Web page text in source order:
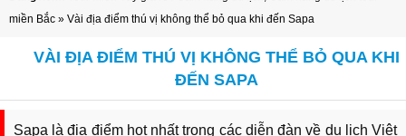
miền Bắc » Vài địa điểm thú vị không thể bỏ qua khi đến Sapa
VÀI ĐỊA ĐIỂM THÚ VỊ KHÔNG THỂ BỎ QUA KHI
ĐẾN SAPA
Sapa là địa điểm hot nhất trong các diễn đàn về du lịch Việt